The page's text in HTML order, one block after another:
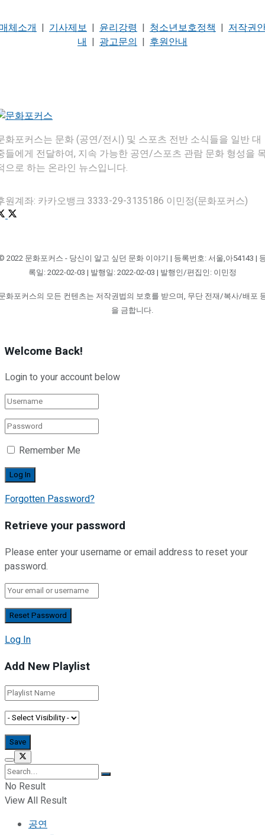
체소개 | 기사제보 | 윤리강령 | 청소년보호정책 | 저작권
내 | 광고문의 | 후원안내
화포커스는 문화 (공연/전시) 및 스포츠 전반 소식들을 일반 대
들에게 전달하여, 지속 가능한 공연/스포츠 관람 문화 형성을
으로 하는 온라인 뉴스입니다.
원계좌: 카카오뱅크 3333-29-3135186 이민정(문화포커스)
2022 문화포커스 - 당신이 알고 싶던 문화 이야기 | 등록번호: 서울,아54143 |
록일: 2022-02-03 | 발행일: 2022-02-03 | 발행인/편집인: 이민정
화포커스의 모든 컨텐츠는 저작권법의 보호를 받으며, 무단 전재/복사/배포
을 금합니다.
Welcome Back!
Login to your account below
Remember Me
Forgotten Password?
Retrieve your password
Please enter your username or email address to reset your
password.
Log In
Add New Playlist
No Result
View All Result
공연